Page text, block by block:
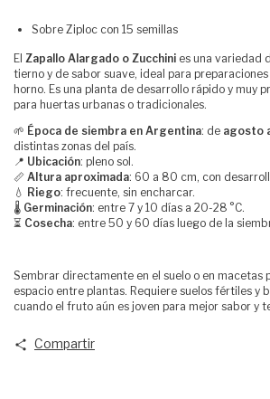
Sobre Ziploc con 15 semillas
El Zapallo Alargado o Zucchini es una variedad
tierno y de sabor suave, ideal para preparaciones
horno. Es una planta de desarrollo rápido y muy
para huertas urbanas o tradicionales.
🌱 Época de siembra en Argentina: de agosto
distintas zonas del país.
📍 Ubicación: pleno sol.
📏 Altura aproximada: 60 a 80 cm, con
💧 Riego: frecuente, sin encharcar.
🌡️ Germinación: entre 7 y 10 días a 20-28 °C.
⏳ Cosecha: entre 50 y 60 días luego de la
Sembrar directamente en el suelo o en macetas
espacio entre plantas. Requiere suelos fértiles y
cuando el fruto aún es joven para mejor sabor y
Compartir